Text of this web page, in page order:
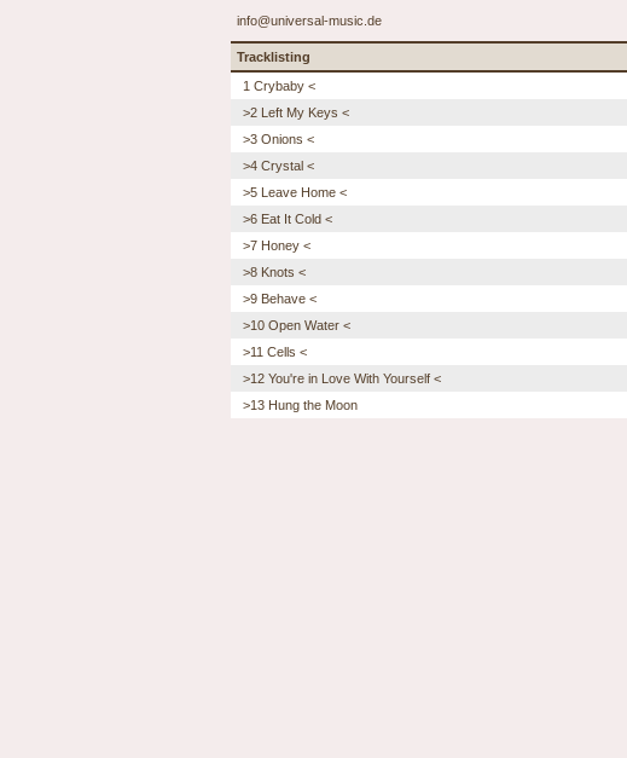
info@universal-music.de
Tracklisting
1 Crybaby <
>2 Left My Keys <
>3 Onions <
>4 Crystal <
>5 Leave Home <
>6 Eat It Cold <
>7 Honey <
>8 Knots <
>9 Behave <
>10 Open Water <
>11 Cells <
>12 You're in Love With Yourself <
>13 Hung the Moon